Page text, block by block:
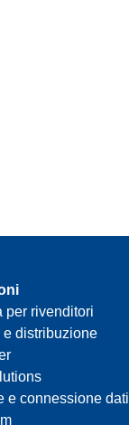
per rivenditori
e distribuzione
e connessione dati